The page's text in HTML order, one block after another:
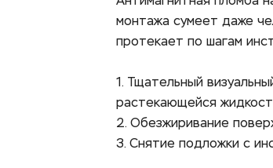
монтажа сумеет даже
протекает по шагам
1. Тщательный
растекающейся
2. Обезжиривание
3. Снятие подложки с